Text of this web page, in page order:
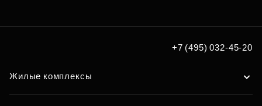
+7 (495) 032-45-20
Жилые комплексы